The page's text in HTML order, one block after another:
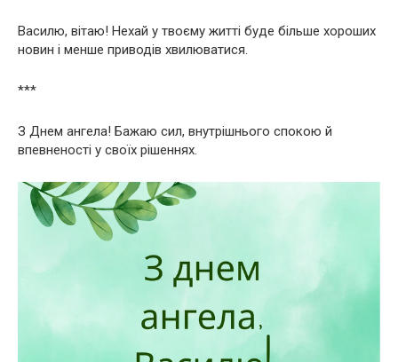
Василю, вітаю! Нехай у твоєму житті буде більше хороших
новин і менше приводів хвилюватися.
***
З Днем ангела! Бажаю сил, внутрішнього спокою й
впевненості у своїх рішеннях.